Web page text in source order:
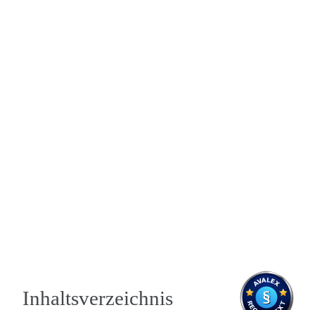
Inhaltsverzeichnis